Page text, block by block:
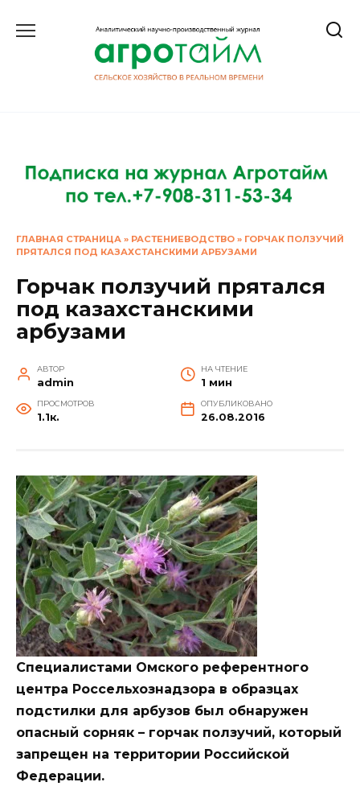
ГЛАВНАЯ СТРАНИЦА » РАСТЕНИЕВОДСТВО » ГОРЧАК ПОЛЗУЧИЙ
ПРЯТАЛСЯ ПОД КАЗАХСТАНСКИМИ АРБУЗАМИ
Горчак ползучий прятался
под казахстанскими
арбузами
АВТОР
admin
НА ЧТЕНИЕ
1 мин
ПРОСМОТРОВ
1.1к.
ОПУБЛИКОВАНО
26.08.2016
Специалистами Омского референтного
центра Россельхознадзора в образцах
подстилки для арбузов был обнаружен
опасный сорняк – горчак ползучий, который
запрещен на территории Российской
Федерации.